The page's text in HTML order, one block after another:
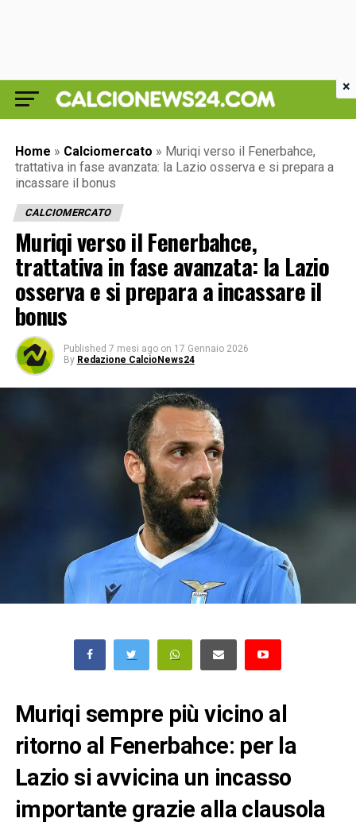
Home » Calciomercato » Muriqi verso il Fenerbahce,
trattativa in fase avanzata: la Lazio osserva e si prepara a
incassare il bonus
CALCIOMERCATO
Muriqi verso il Fenerbahce,
trattativa in fase avanzata: la Lazio
osserva e si prepara a incassare il
bonus
Published 7 mesi ago on 17 Gennaio 2026
By Redazione CalcioNews24
Muriqi sempre più vicino al
ritorno al Fenerbahce: per la
Lazio si avvicina un incasso
importante grazie alla clausola
×